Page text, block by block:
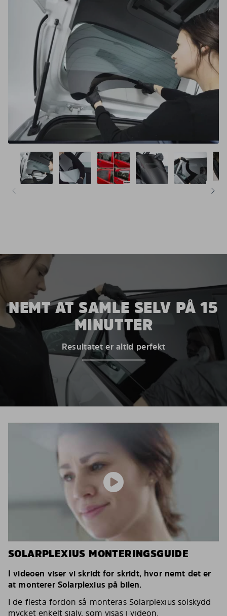
NEMT AT SAMLE SELV PÅ 15
MINUTTER
Resultatet er altid perfekt
SOLARPLEXIUS MONTERINGSGUIDE
I videoen viser vi skridt for skridt, hvor nemt det er
at monterer Solarplexius på bilen.
I de flesta fordon så monteras Solarplexius solskydd
mycket enkelt själv, som visas i videon.